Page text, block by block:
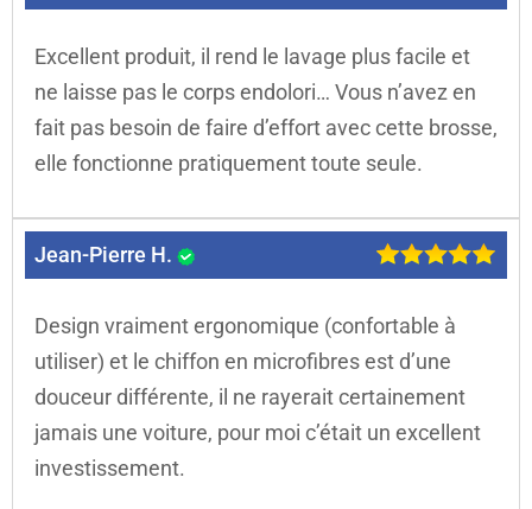
Excellent produit, il rend le lavage plus facile et
ne laisse pas le corps endolori… Vous n’avez en
fait pas besoin de faire d’effort avec cette brosse,
elle fonctionne pratiquement toute seule.
Jean-Pierre H.
Design vraiment ergonomique (confortable à
utiliser) et le chiffon en microfibres est d’une
douceur différente, il ne rayerait certainement
jamais une voiture, pour moi c’était un excellent
investissement.